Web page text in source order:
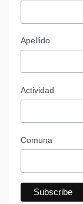
Apellido
Actividad
Comuna